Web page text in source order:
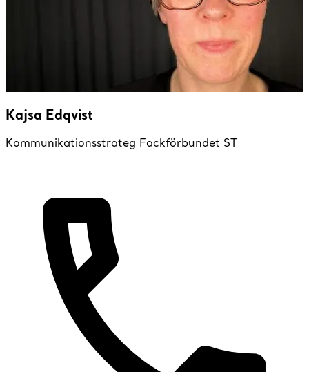
Kajsa Edqvist
Kommunikationsstrateg Fackförbundet ST